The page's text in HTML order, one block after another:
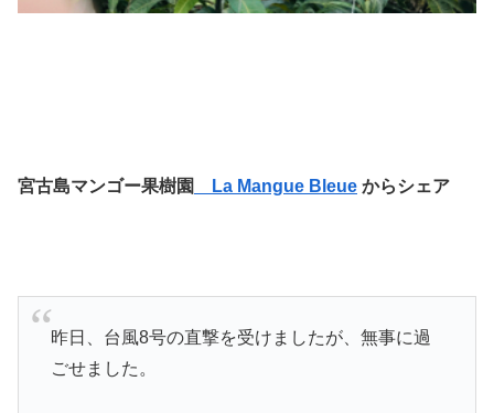
宮古島マンゴー果樹園 La Mangue Bleue からシェア
昨日、台風8号の直撃を受けましたが、無事に過
ごせました。